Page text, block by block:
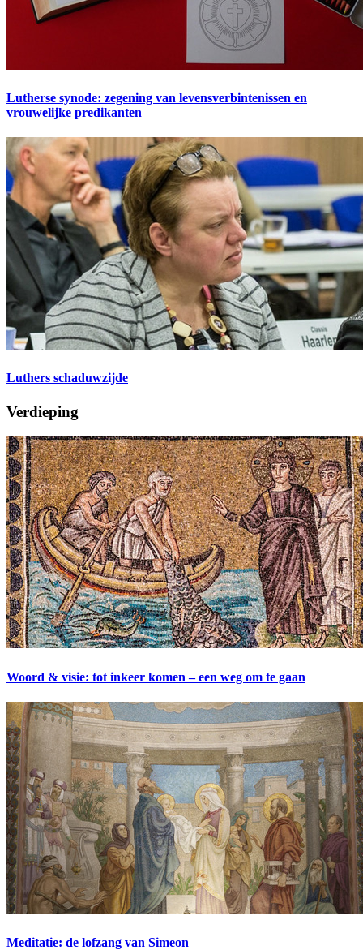
Lutherse synode: zegening van levensverbintenissen en
vrouwelijke predikanten
Luthers schaduwzijde
Verdieping
Woord & visie: tot inkeer komen – een weg om te gaan
Meditatie: de lofzang van Simeon